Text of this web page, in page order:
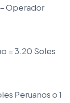
Operador
= 3.20 Soles
Peruanos o 1